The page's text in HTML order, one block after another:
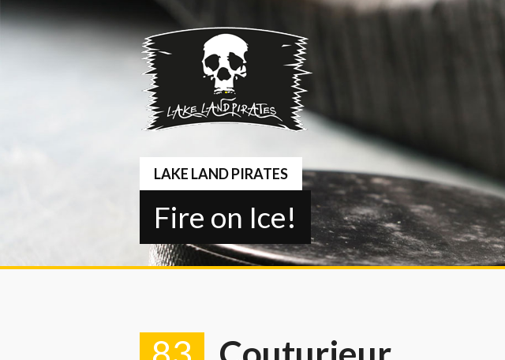
Springe
zum
Inhalt
LAKE LAND PIRATES
Fire on Ice!